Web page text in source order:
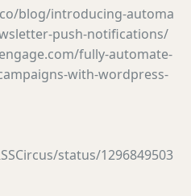
blog/introducing-automa
push-notifications/
fully-automate-
with-wordpress-
status/1296849503